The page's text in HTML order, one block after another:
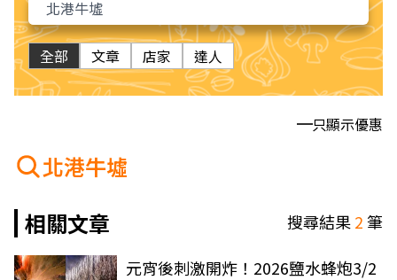
全部 文章 店家 達人
只顯示優惠
北港牛墟
相關文章
搜尋結果2筆
元宵後刺激開炸！2026鹽水蜂炮3/2